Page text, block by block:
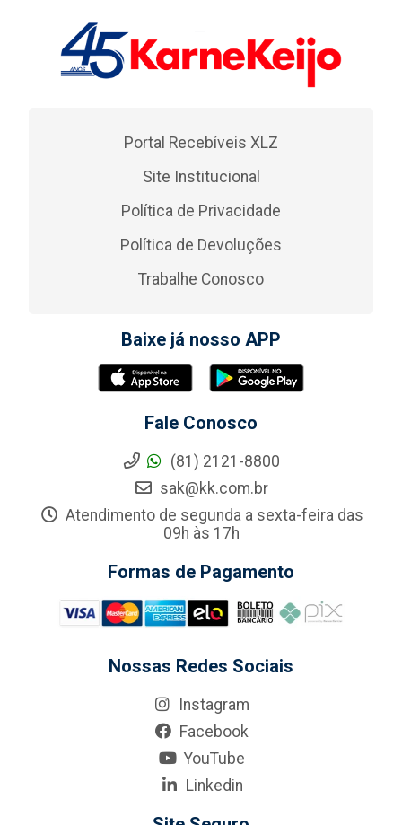
Portal Recebíveis XLZ
Site Institucional
Política de Privacidade
Política de Devoluções
Trabalhe Conosco
Baixe já nosso APP
Fale Conosco
(81) 2121-8800
sak@kk.com.br
Atendimento de segunda a sexta-feira das
09h às 17h
Formas de Pagamento
Nossas Redes Sociais
Instagram
Facebook
YouTube
Linkedin